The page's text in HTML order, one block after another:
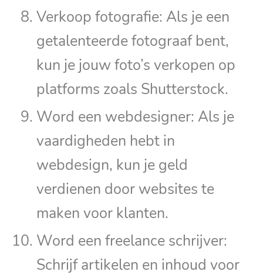
Verkoop fotografie: Als je een
getalenteerde fotograaf bent,
kun je jouw foto’s verkopen op
platforms zoals Shutterstock.
Word een webdesigner: Als je
vaardigheden hebt in
webdesign, kun je geld
verdienen door websites te
maken voor klanten.
Word een freelance schrijver:
Schrijf artikelen en inhoud voor